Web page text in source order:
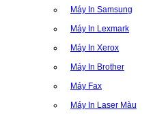
Máy In Samsung
Máy In Lexmark
Máy In Xerox
Máy In Brother
Máy Fax
Máy In Laser Màu